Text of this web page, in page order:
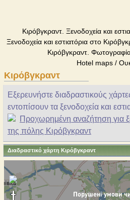
Κιρόβγκραντ. Ξενοδοχεία και
Ξενοδοχεία και εστιατόρια στο
Κιρόβγκραντ.
Hotel maps /
Κιρόβγκραντ
Εξερευνήστε διαδραστικούς
εντοπίσουν τα ξενοδοχεία και
Προχωρημένη αναζήτηση για
της πόλης Κιρόβγκραντ
Διαδραστικό χάρτη Κιρόβγκραντ